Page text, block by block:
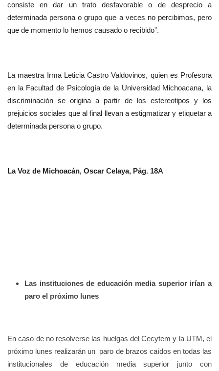
consiste en dar un trato desfavorable o de desprecio a
determinada persona o grupo que a veces no percibimos, pero
que de momento lo hemos causado o recibido”.
La maestra Irma Leticia Castro Valdovinos, quien es Profesora
en la Facultad de Psicología de la Universidad Michoacana, la
discriminación se origina a partir de los estereotipos y los
prejuicios sociales que al final llevan a estigmatizar y etiquetar a
determinada persona o grupo.
La Voz de Michoacán, Oscar Celaya, Pág. 18A
Las instituciones de educación media superior irían a
paro el próximo lunes
En caso de no resolverse las huelgas del Cecytem y la UTM, el
próximo lunes realizarán un paro de brazos caídos en todas las
institucionales de educación media superior junto con